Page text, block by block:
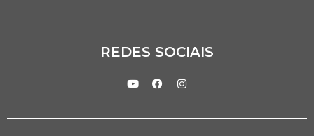
REDES SOCIAIS